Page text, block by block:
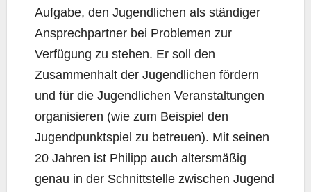
Aufgabe, den Jugendlichen als ständiger
Ansprechpartner bei Problemen zur
Verfügung zu stehen. Er soll den
Zusammenhalt der Jugendlichen fördern
und für die Jugendlichen Veranstaltungen
organisieren (wie zum Beispiel den
Jugendpunktspiel zu betreuen). Mit seinen
20 Jahren ist Philipp auch altersmäßig
genau in der Schnittstelle zwischen Jugend